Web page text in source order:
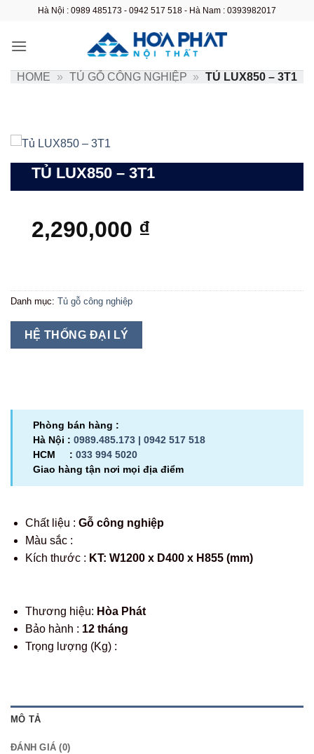
nội
Hà Nội : 0989 485173 - 0942 517 518 - Hà Nam : 0393982017
HOME » TỦ GỖ CÔNG NGHIỆP » TỦ LUX850 – 3T1
TỦ LUX850 – 3T1
2,290,000 ₫
Danh mục: Tủ gỗ công nghiệp
HỆ THỐNG ĐẠI LÝ
Phòng bán hàng :
Hà Nội : 0989.485.173 | 0942 517 518
HCM : 033 994 5020
Giao hàng tận nơi mọi địa điểm
Chất liệu : Gỗ công nghiệp
Màu sắc :
Kích thước : KT: W1200 x D400 x H855 (mm)
Thương hiệu: Hòa Phát
Bảo hành : 12 tháng
Trọng lượng (Kg) :
MÔ TẢ
ĐÁNH GIÁ (0)